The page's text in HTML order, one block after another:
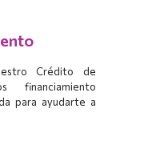
Crédito de
financiamiento
para ayudarte a